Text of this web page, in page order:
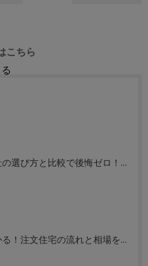
住宅建築の会社の選び方と比較で後悔ゼロ！価格や性能や保証も一目でわかるガイド
家の注文がわかる！注文住宅の流れと相場を知って失敗ゼロのガイド